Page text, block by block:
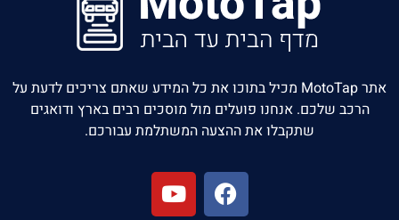
אתר MotoTap מכיל בתוכו את כל המידע שאתם צריכים לדעת על
הרכב שלכם. אנחנו פועלים מול מוסכים רבים בארץ ודואגים
שתקבלו את ההצעה המשתלמת עבורכם.